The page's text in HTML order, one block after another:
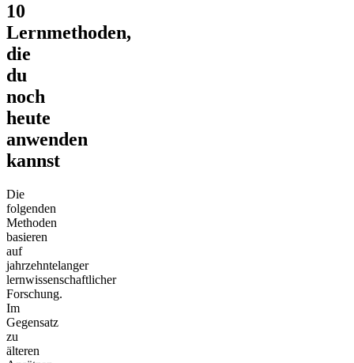
10
Lernmethoden,
die
du
noch
heute
anwenden
kannst
Die
folgenden
Methoden
basieren
auf
jahrzehntelanger
lernwissenschaftlicher
Forschung.
Im
Gegensatz
zu
älteren